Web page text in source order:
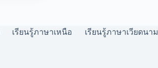
เรียนรู้ภาษาเหนือ เรียนรู้ภาษาเวียดนาม